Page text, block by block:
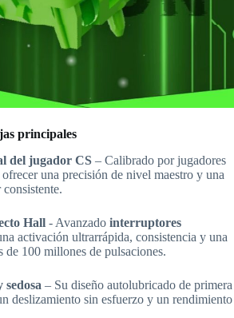
principales
del jugador CS – Calibrado por jugadores
una precisión de nivel maestro y una
Hall - Avanzado interruptores
activación ultrarrápida, consistencia y una
de 100 millones de pulsaciones.
sedosa – Su diseño autolubricado de primera
deslizamiento sin esfuerzo y un rendimiento